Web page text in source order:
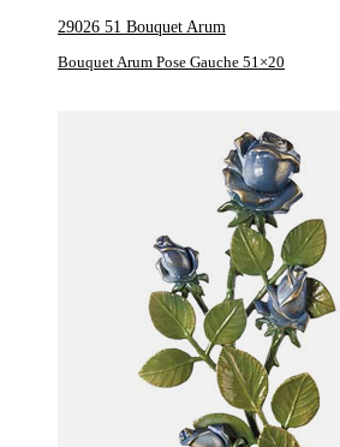
29026 51 Bouquet Arum
Bouquet Arum Pose Gauche 51×20